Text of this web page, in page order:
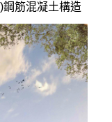
筋混凝土構造